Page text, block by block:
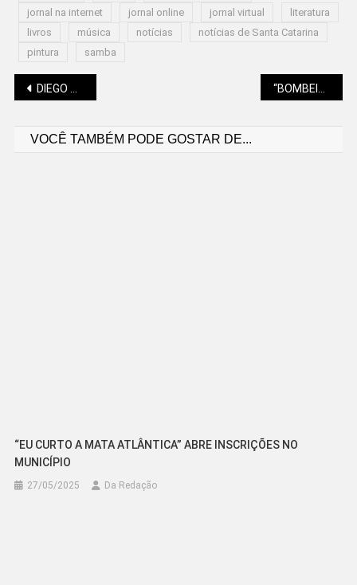
jornal na internet jornal online jornal virtual
literatura
livros
música notícias
notícias de Santa Catarina
pintura
samba
Navegação
DIEGO ANDRADE: HÁ DOIS SÉCULOS, MARX JÁ DENUNCIAVA A EXPLORAÇÃO QUE A DIREITA AINDA DEFENDE
VOCÊ TAMBÉM PODE GOSTAR DE...
“EU CURTO A MATA ATLÂNTICA” ABRE INSCRIÇÕES NO
MUNICÍPIO
27/05/2025 Da Redação